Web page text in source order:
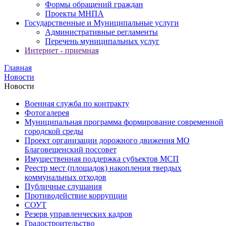
Формы обращений граждан
Проекты МНПА
Государственные и Муниципальные услуги
Административные регламенты
Перечень муниципальных услуг
Интернет - приемная
Главная
Новости
Новости
Военная служба по контракту
Фотогалерея
Муниципальная программа формирование современной
городской среды
Проект организации дорожного движения МО
Благовещенский поссовет
Имущественная поддержка субъектов МСП
Реестр мест (площадок) накопления твердых
коммунальных отходов
Публичные слушания
Противодействие коррупции
СОУТ
Резерв управленческих кадров
Градостроительство